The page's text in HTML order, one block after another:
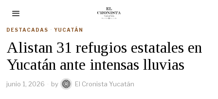
DESTACADAS · YUCATÁN
Alistan 31 refugios estatales en
Yucatán ante intensas lluvias
junio 1, 2026 by El Cronista Yucatán